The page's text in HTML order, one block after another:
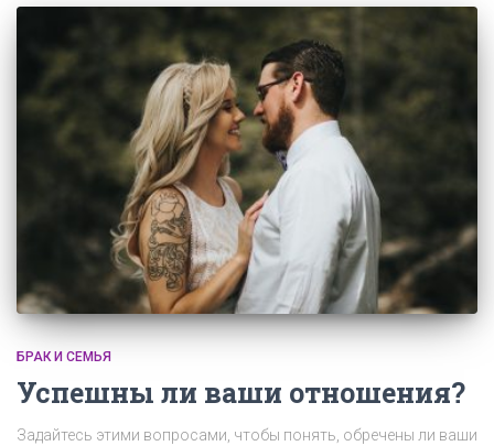
БРАК И СЕМЬЯ
Успешны ли ваши отношения?
Задайтесь этими вопросами, чтобы понять, обречены ли ваши